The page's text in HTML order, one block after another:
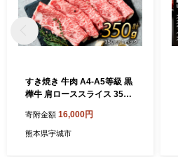
すき焼き 牛肉 A4-A5等級 黒
樺牛 肩ローススライス 350g
寄附金額 16,000円
熊本県宇城市